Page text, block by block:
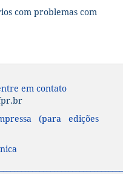
com problemas com
em contato
(para edições